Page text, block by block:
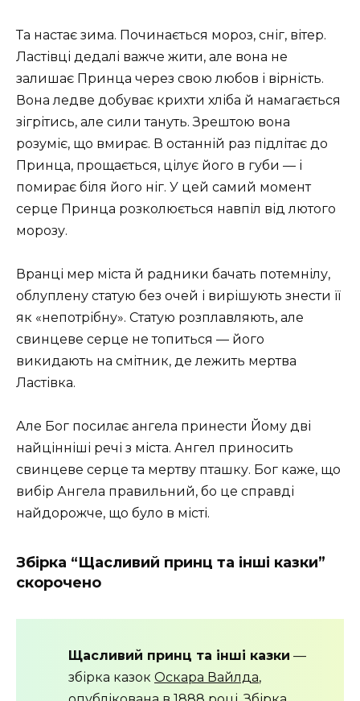
Та настає зима. Починається мороз, сніг, вітер.
Ластівці дедалі важче жити, але вона не
залишає Принца через свою любов і вірність.
Вона ледве добуває крихти хліба й намагається
зігрітись, але сили тануть. Зрештою вона
розуміє, що вмирає. В останній раз підлітає до
Принца, прощається, цілує його в губи — і
помирає біля його ніг. У цей самий момент
серце Принца розколюється навпіл від лютого
морозу.
Вранці мер міста й радники бачать потемнілу,
облуплену статую без очей і вирішують знести її
як «непотрібну». Статую розплавляють, але
свинцеве серце не топиться — його
викидають на смітник, де лежить мертва
Ластівка.
Але Бог посилає ангела принести Йому дві
найцінніші речі з міста. Ангел приносить
свинцеве серце та мертву пташку. Бог каже, що
вибір Ангела правильний, бо це справді
найдорожче, що було в місті.
Збірка “Щасливий принц та інші казки”
скорочено
Щасливий принц та інші казки —
збірка казок Оскара Вайлда,